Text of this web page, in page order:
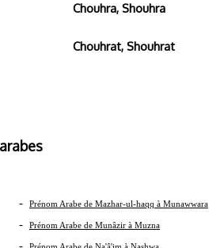
Chouhra, Shouhra
Chouhrat, Shouhrat
- Prénom Arabe de Mazhar-ul-haqq à Munawwara
- Prénom Arabe de Munâzir à Muzna